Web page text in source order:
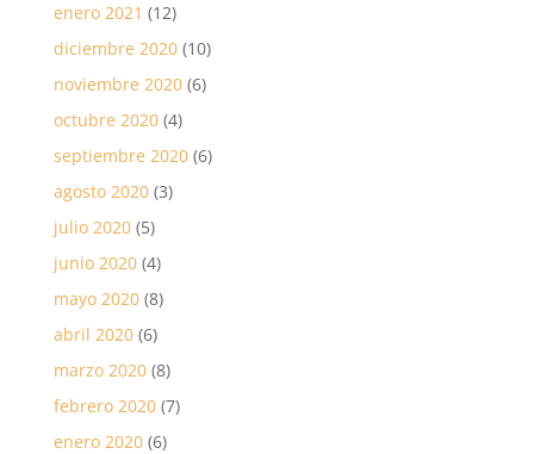
enero 2021 (12)
diciembre 2020(10)
noviembre 2020(6)
octubre 2020(4)
septiembre 2020(6)
agosto 2020(3)
julio 2020(5)
junio 2020(4)
mayo 2020(8)
abril 2020(6)
marzo 2020(8)
febrero 2020(7)
enero 2020(6)